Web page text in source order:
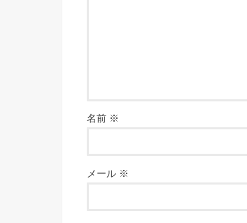
名前 ※
メール ※